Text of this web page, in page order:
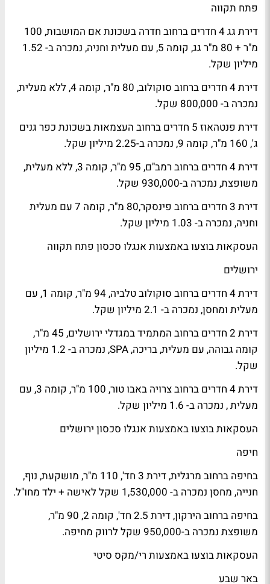
פתח תקווה
דירת גג 4 חדרים ברחוב חדרה בשכונת אם המושבות, 100
מ"ר + 80 מ"ר גג, קומה 5, עם מעלית וחניה, נמכרה ב- 1.52
מיליון שקל.
דירת 4 חדרים ברחוב סוקולוב, 80 מ"ר, קומה 4, ללא מעלית,
נמכרה ב- 800,000 שקל.
דירת פנטהאוז 5 חדרים ברחוב העצמאות בשכונת כפר גנים
ג', 160 מ"ר, קומה 9, נמכרה ב-2.25 מיליון שקל.
דירת 4 חדרים ברחוב רמב"ם, 95 מ"ר, קומה 3, ללא מעלית,
משופצת, נמכרה ב-930,000 שקל.
דירת 3 חדרים ברחוב פינסקר,80 מ"ר, קומה 7 עם מעלית
וחניה, נמכרה ב- 1.03 מיליון שקל.
העסקאות בוצעו באמצעות אנגלו סכסון פתח תקווה
ירושלים
דירת 4 חדרים ברחוב סוקולוב טלביה, 94 מ"ר, קומה 1, עם
מעלית ומחסן, נמכרה ב- 2.1 מיליון שקל.
דירת 2 חדרים ברחוב המתמיד במגדלי ירושלים, 45 מ"ר,
קומה גבוהה, עם מעלית, בריכה, SPA, נמכרה ב- 1.2 מיליון
שקל.
דירת 4 חדרים ברחוב צרויה באבו טור, 100 מ"ר, קומה 3, עם
מעלית , נמכרה ב- 1.6 מיליון שקל.
העסקאות בוצעו באמצעות אנגלו סכסון ירושלים
חיפה
בחיפה ברחוב מרגלית, דירת 3 חד', 110 מ"ר, מושקעת, נוף,
חנייה, מחסן נמכרה ב- 1,530,000 שקל לאישה + ילד מחו"ל.
בחיפה ברחוב הירקון, דירת 2.5 חד', קומה 2, 90 מ"ר,
משופצת נמכרה ב-950,000 שקל לרווק מחיפה.
העסקאות בוצעו באמצעות רי/מקס סיטי
באר שבע